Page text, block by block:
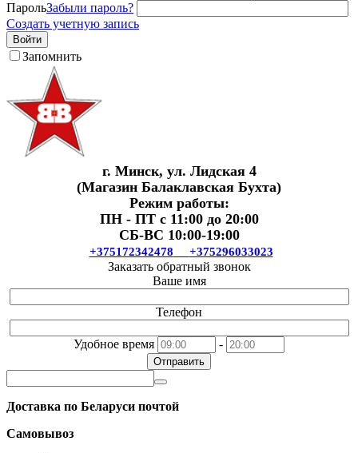
ПарольЗабыли пароль?
Создать учетную запись
Войти
Запомнить
г. Минск, ул. Лидская 4
(Магазин Балаклавская Бухта)
Режим работы:
ПН - ПТ с 11:00 до 20:00
СБ-ВС 10:00-19:00
+375172342478 +375296033023
Заказать обратный звонок
Ваше имя
Телефон
Удобное время -
Отправить
Доставка по Беларуси почтой
Самовывоз